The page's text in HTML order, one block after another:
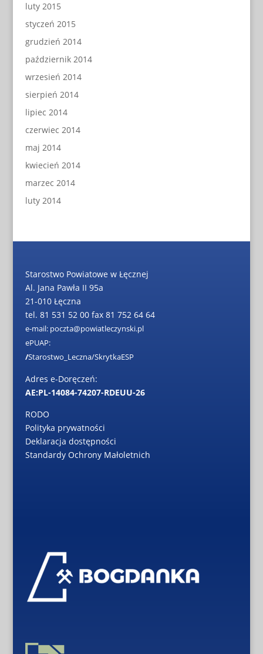
luty 2015
styczeń 2015
grudzień 2014
październik 2014
wrzesień 2014
sierpień 2014
lipiec 2014
czerwiec 2014
maj 2014
kwiecień 2014
marzec 2014
luty 2014
Starostwo Powiatowe w Łęcznej
Al. Jana Pawła II 95a
21-010 Łęczna
tel. 81 531 52 00 fax 81 752 64 64
e-mail: poczta@powiatleczynski.pl
ePUAP:
/Starostwo_Leczna/SkrytkaESP
Adres e-Doręczeń:
AE:PL-14084-74207-RDEUU-26
RODO
Polityka prywatności
Deklaracja dostępności
Standardy Ochrony Małoletnich